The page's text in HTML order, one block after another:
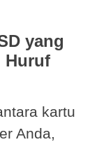
yang
Huruf
kartu
Anda,